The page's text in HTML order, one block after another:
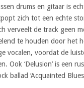
drums en gitaar is
zich tot een echte
verveelt de track geen
te houden door het
vocalen, voordat de
Ook ‘Delusion’ is een
ballad ‘Acquainted